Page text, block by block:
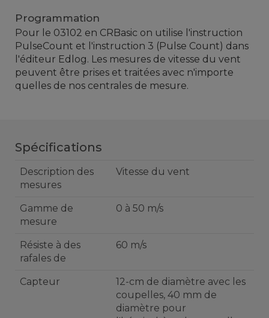
Programmation
Pour le 03102 en CRBasic on utilise l'instruction
PulseCount et l'instruction 3 (Pulse Count) dans
l'éditeur Edlog. Les mesures de vitesse du vent
peuvent être prises et traitées avec n'importe
quelles de nos centrales de mesure.
Spécifications
Description des
mesures
Vitesse du vent
Gamme de
mesure
0 à 50 m/s
Résiste à des
rafales de
60 m/s
Capteur
12-cm de diamètre avec les
coupelles, 40 mm de
diamètre pour